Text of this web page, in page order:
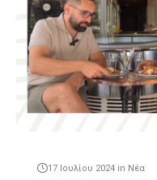
17 Ιουλίου 2024 in Νέα